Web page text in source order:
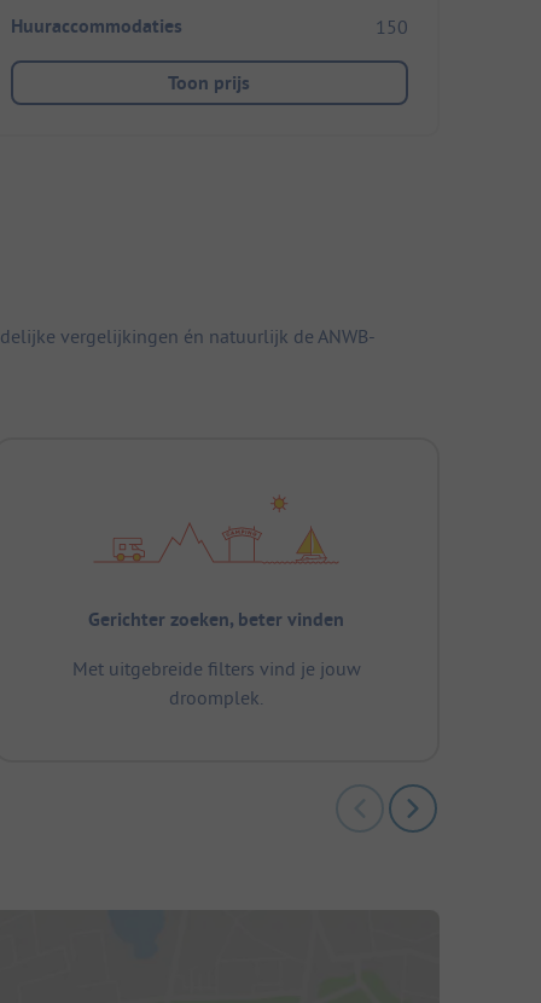
Huuraccommodaties 150
Toon prijs
vergelijkingen én natuurlijk de ANWB-
Gerichter zoeken, beter vinden
Met uitgebreide filters vind je jouw
droomplek.